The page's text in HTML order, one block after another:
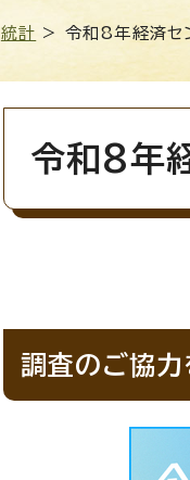
統計 > 令和8年経済セ
令和8年
調査のご協力